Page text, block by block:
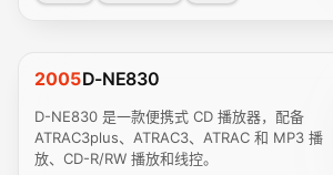
2005D-NE830
D-NE830 是一款便携式 CD 播放器，配备
ATRAC3plus、ATRAC3、ATRAC 和 MP3 播
放、CD-R/RW 播放和线控。